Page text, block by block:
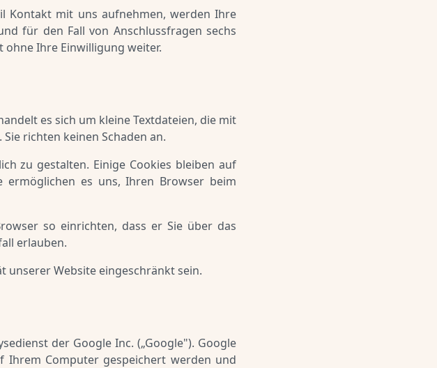
Kontakt mit uns aufnehmen, werden Ihre
für den Fall von Anschlussfragen sechs
ohne Ihre Einwilligung weiter.
es sich um kleine Textdateien, die mit
richten keinen Schaden an.
zu gestalten. Einige Cookies bleiben auf
ermöglichen es uns, Ihren Browser beim
so einrichten, dass er Sie über das
erlauben.
unserer Website eingeschränkt sein.
der Google Inc. („Google"). Google
Ihrem Computer gespeichert werden und